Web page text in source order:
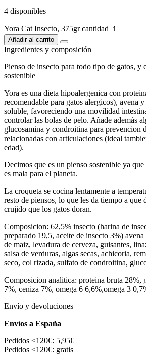
4 disponibles
Yora Cat Insecto, 375gr cantidad
Añadir al carrito
Ingredientes y composición
Pienso de insecto para todo tipo de gatos, y
sostenible
Yora es una dieta hipoalergenica con
recomendable para gatos alergicos), avena
soluble, favoreciendo una movilidad
controlar las bolas de pelo. Añade además
glucosamina y condroitina para prevencion
relacionadas con articulaciones (ideal
edad).
Decimos que es un pienso sostenible ya
es mala para el planeta.
La croqueta se cocina lentamente a
resto de piensos, lo que les da tiempo a que
crujido que los gatos doran.
Composicion: 62,5% insecto (harina de
preparado 19,5, aceite de insecto 3%)
de maiz, levadura de cerveza, guisantes,
salsa de verduras, algas secas, achicoria,
seco, col rizada, sulfato de condroitina,
Composicion analitica: proteina bruta 28%,
7%, ceniza 7%, omega 6 6,6%,omega 3
Envío y devoluciones
Envíos a España
Pedidos <120€: 5,95€
Pedidos <120€: gratis